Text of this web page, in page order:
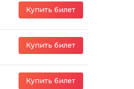
Купить билет
Купить билет
Купить билет